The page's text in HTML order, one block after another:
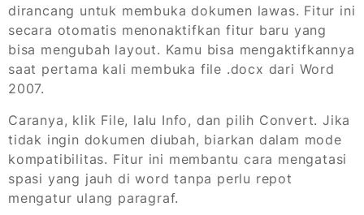
dirancang untuk membuka dokumen lawas. Fitur ini
secara otomatis menonaktifkan fitur baru yang
bisa mengubah layout. Kamu bisa mengaktifkannya
saat pertama kali membuka file .docx dari Word
2007.
Caranya, klik File, lalu Info, dan pilih Convert. Jika
tidak ingin dokumen diubah, biarkan dalam mode
kompatibilitas. Fitur ini membantu cara mengatasi
spasi yang jauh di word tanpa perlu repot
mengatur ulang paragraf.